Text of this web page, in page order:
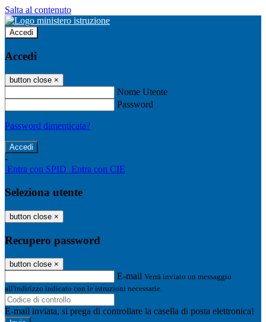
Salta al contenuto
Accedi
Accedi
button close ×
Nome Utente
Password
Password dimenticata?
-
Entra con SPID Entra con CIE
Seleziona utente
button close ×
Recupero password
button close ×
E-mail Verrà inviato un messaggio
all'indirizzo indicato con le istruzioni necessarie.
E-mail inviata, si prega di controllare la casella di posta elettronica!